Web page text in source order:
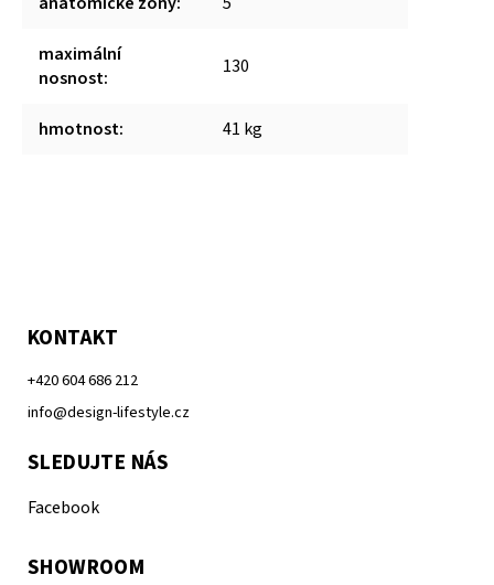
maximální
nosnost: 130
hmotnost: 41 kg
KONTAKT
+420 604 686 212
info@design-lifestyle.cz
SLEDUJTE NÁS
Facebook
SHOWROOM